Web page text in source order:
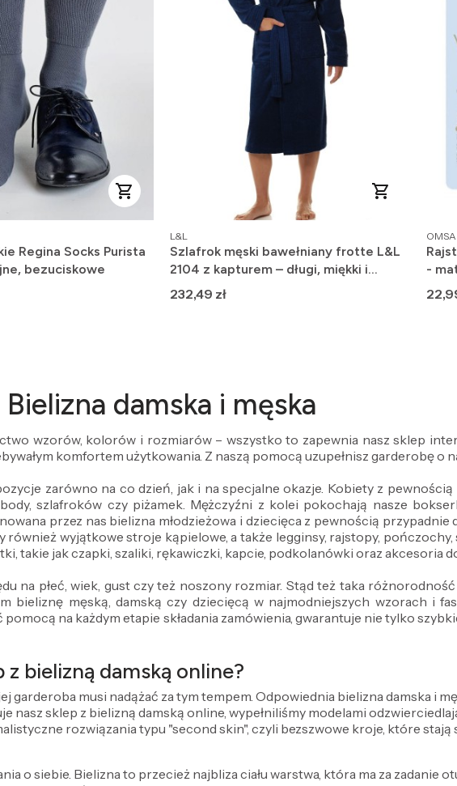
Regina Socks Purista
bezuciskowe
PRODUCENT
L&L
Szlafrok męski bawełniany frotte L&L
2104 z kapturem – długi, miękki i
wygodny
Cena
232,49 zł
OMSA
-
Cena
Bielizna damska i męska
wzorów, kolorów i rozmiarów – wszystko to zapewnia nasz sklep
komfortem użytkowania. Z naszą pomocą uzupełnisz garderobę o
zarówno na co dzień, jak i na specjalne okazje. Kobiety z
szlafroków czy piżamek. Mężczyźni z kolei pokochają nasze
przez nas bielizna młodzieżowa i dziecięca z pewnością przypadnie
wyjątkowe stroje kąpielowe, a także legginsy, rajstopy,
takie jak czapki, szaliki, rękawiczki, kapcie, podkolanówki oraz akcesoria
na płeć, wiek, gust czy też noszony rozmiar. Stąd też taka
męską, damską czy dziecięcą w najmodniejszych wzorach i
na każdym etapie składania zamówienia, gwarantuje nie tylko
bielizną damską online?
garderoba musi nadążać za tym tempem. Odpowiednia bielizna damska i
nasz sklep z bielizną damską online, wypełniliśmy modelami
rozwiązania typu "second skin", czyli bezszwowe kroje, które
o siebie. Bielizna to przecież najbliza ciału warstwa, która ma za zadanie